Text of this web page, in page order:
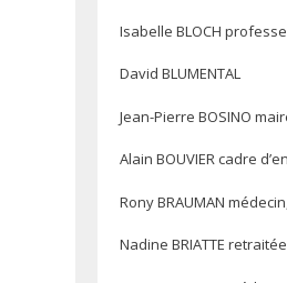
Isabelle BLOCH
David BLUMENTAL
Jean-Pierre BOSINO
Alain BOUVIER cadre
Rony BRAUMAN
Nadine BRIATTE retraitée